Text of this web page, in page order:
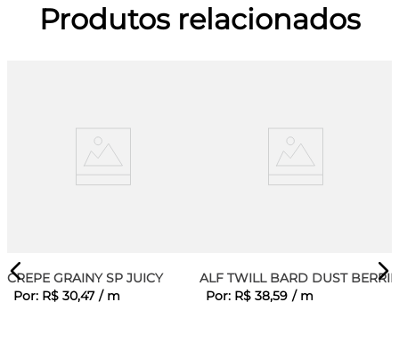
Produtos relacionados
CREPE GRAINY SP JUICY
Por: R$ 30,47 / m
ALF TWILL BARD DUST BERRIE
Por: R$ 38,59 / m